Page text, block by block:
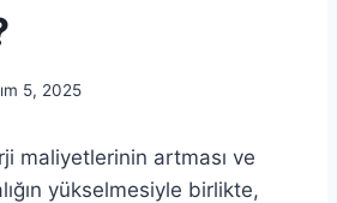
5, 2025
maliyetlerinin artması ve
yükselmesiyle birlikte,